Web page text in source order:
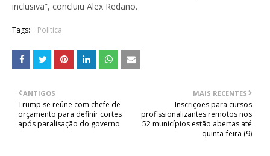
inclusiva”, concluiu Alex Redano.
Tags: Política
MAIS RECENTES
Inscrições para cursos
profissionalizantes remotos nos
52 municípios estão abertas até
quinta-feira (9)
ANTIGOS
Trump se reúne com chefe de
orçamento para definir cortes
após paralisação do governo